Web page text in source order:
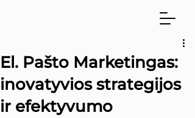
El. Pašto Marketingas:
inovatyvios strategijos
ir efektyvumo